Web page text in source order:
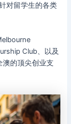
对留学生的各类
Club、以及
澳的顶尖创业支